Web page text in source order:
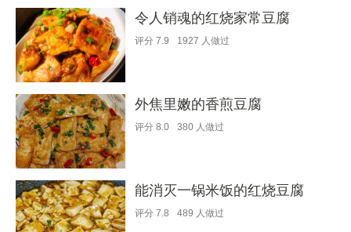
令人销魂的红烧家常豆腐
评分 7.9 1927 人做过
外焦里嫩的香煎豆腐
评分 8.0 380 人做过
能消灭一锅米饭的红烧豆腐
评分 7.8 489 人做过